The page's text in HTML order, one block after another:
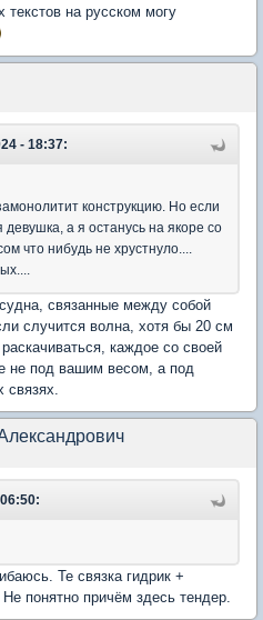
на русском могу
- 18:37:
конструкцию. Но если
а я останусь на якоре со
что нибудь не хрустнуло....
связанные между собой
случится волна, хотя бы 20 см
каждое со своей
не под вашим весом, а под
связях.
Те связка гидрик +
понятно причём здесь тендер.